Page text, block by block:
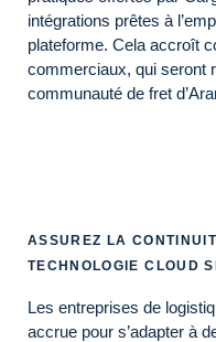
intégrations prêtes à
plateforme. Cela accroît
commerciaux, qui seront
communauté de fret
ASSUREZ LA
TECHNOLOGIE CLOUD
Les entreprises de
accrue pour s’adapter à